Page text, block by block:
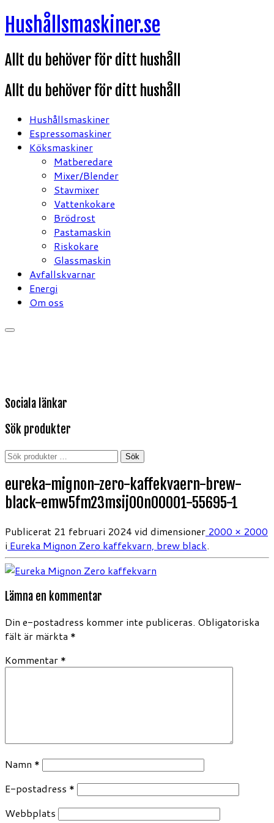
Hoppa
till
Hushållsmaskiner.se
Allt du behöver för ditt hushåll
Allt du behöver för ditt hushåll
Hushållsmaskiner
Espressomaskiner
Köksmaskiner
Matberedare
Mixer/Blender
Stavmixer
Vattenkokare
Brödrost
Pastamaskin
Riskokare
Glassmaskin
Avfallskvarnar
Energi
Om oss
Sociala länkar
Sök produkter
Sök
Sök
eureka-mignon-zero-kaffekvaern-brew-
black-emw5fm23msij00n00001-55695-1
Publicerat 21 februari 2024 vid dimensioner 2000 × 2000
i Eureka Mignon Zero kaffekvarn, brew black.
Lämna en kommentar
Din e-postadress kommer inte publiceras. Obligatoriska
fält är märkta *
Kommentar *
Namn *
E-postadress *
Webbplats